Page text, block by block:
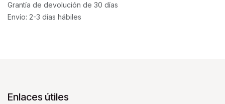
Grantía de devolución de 30 días
Envío: 2-3 días hábiles
Enlaces útiles